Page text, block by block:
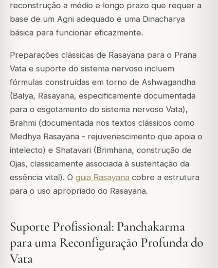
reconstrução a médio e longo prazo que requer a
base de um Agni adequado e uma Dinacharya
básica para funcionar eficazmente.
Preparações clássicas de Rasayana para o Prana
Vata e suporte do sistema nervoso incluem
fórmulas construídas em torno de Ashwagandha
(Balya, Rasayana, especificamente documentada
para o esgotamento do sistema nervoso Vata),
Brahmi (documentada nos textos clássicos como
Medhya Rasayana - rejuvenescimento que apoia o
intelecto) e Shatavari (Brimhana, construção de
Ojas, classicamente associada à sustentação da
essência vital). O guia Rasayana cobre a estrutura
para o uso apropriado do Rasayana.
Suporte Profissional: Panchakarma
para uma Reconfiguração Profunda do
Vata